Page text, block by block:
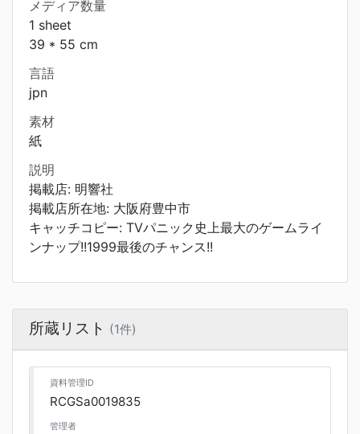
メディア数量
1 sheet
39 * 55 cm
言語
jpn
素材
紙
説明
掲載店: 明響社
掲載店所在地: 大阪府豊中市
キャッチコピー: TVパニック史上最大のゲームライ
ンナップ!!1999最後のチャンス!!
所蔵リスト (1件)
資料管理ID
RCGSa0019835
管理者